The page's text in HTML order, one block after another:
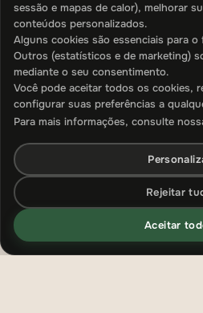
sessão e mapas de calor), melhorar
conteúdos personalizados.
Alguns cookies são essenciais para
Outros (estatísticos e de marketing)
mediante o seu consentimento.
Você pode aceitar todos os cookies,
configurar suas preferências a
Para mais informações, consulte
Rejeitar
Aceitar